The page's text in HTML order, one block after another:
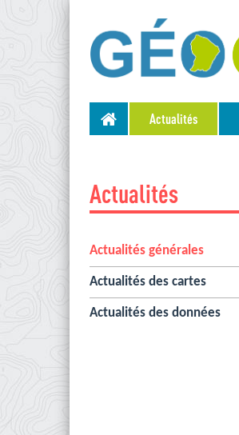
Actualités
Actualités
Actualités générales
Actualités des cartes
Actualités des données